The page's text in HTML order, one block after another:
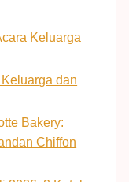
Keluarga
dan
Bakery:
Chiffon